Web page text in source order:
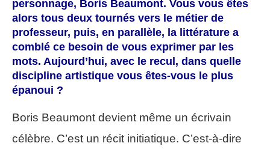
personnage, Boris Beaumont. Vous vous êtes
alors tous deux tournés vers le métier de
professeur, puis, en parallèle, la littérature a
comblé ce besoin de vous exprimer par les
mots. Aujourd’hui, avec le recul, dans quelle
discipline artistique vous êtes-vous le plus
épanoui ?
Boris Beaumont devient même un écrivain
célèbre. C’est un récit initiatique. C’est-à-dire